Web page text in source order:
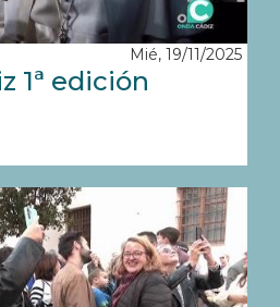
Mié, 19/11/2025
1ª edición